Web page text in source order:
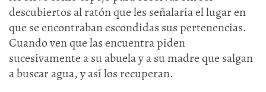
descubiertos al ratón que les señalaría el lugar en
que se encontraban escondidas sus pertenencias.
Cuando ven que las encuentra piden
sucesivamente a su abuela y a su madre que salgan
a buscar agua, y así los recuperan.